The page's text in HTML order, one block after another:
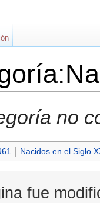
no
Nacidos en el Siglo
fue